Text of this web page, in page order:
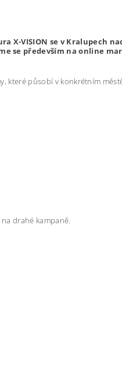
X-VISION se v Kralupech
se především na online
které působí v konkrétním
drahé kampaně.